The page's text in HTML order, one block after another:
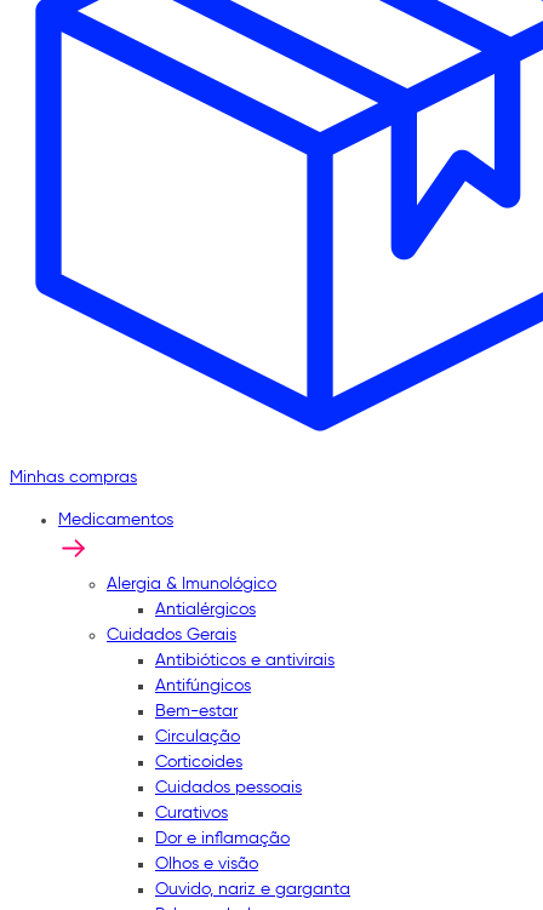
Minhas compras
Medicamentos
Alergia & Imunológico
Antialérgicos
Cuidados Gerais
Antibióticos e antivirais
Antifúngicos
Bem-estar
Circulação
Corticoides
Cuidados pessoais
Curativos
Dor e inflamação
Olhos e visão
Ouvido, nariz e garganta